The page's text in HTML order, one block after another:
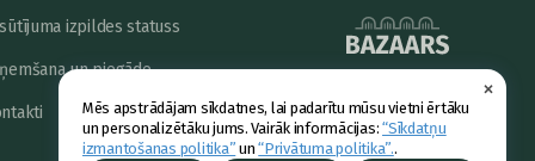
×
Mēs apstrādājam sīkdatnes, lai padarītu mūsu vietni ērtāku
un personalizētāku jums. Vairāk informācijas:“Sīkdatņu
izmantošanas politika” un“Privātuma politika”..
izpildes statuss
un piegāde